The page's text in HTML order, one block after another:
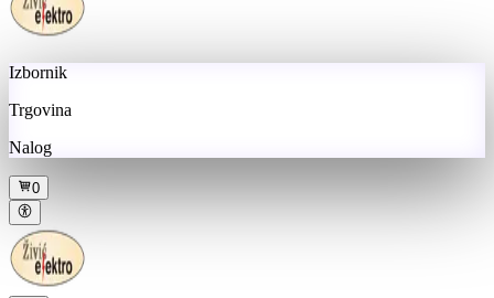
Izbornik
Trgovina
Nalog
0